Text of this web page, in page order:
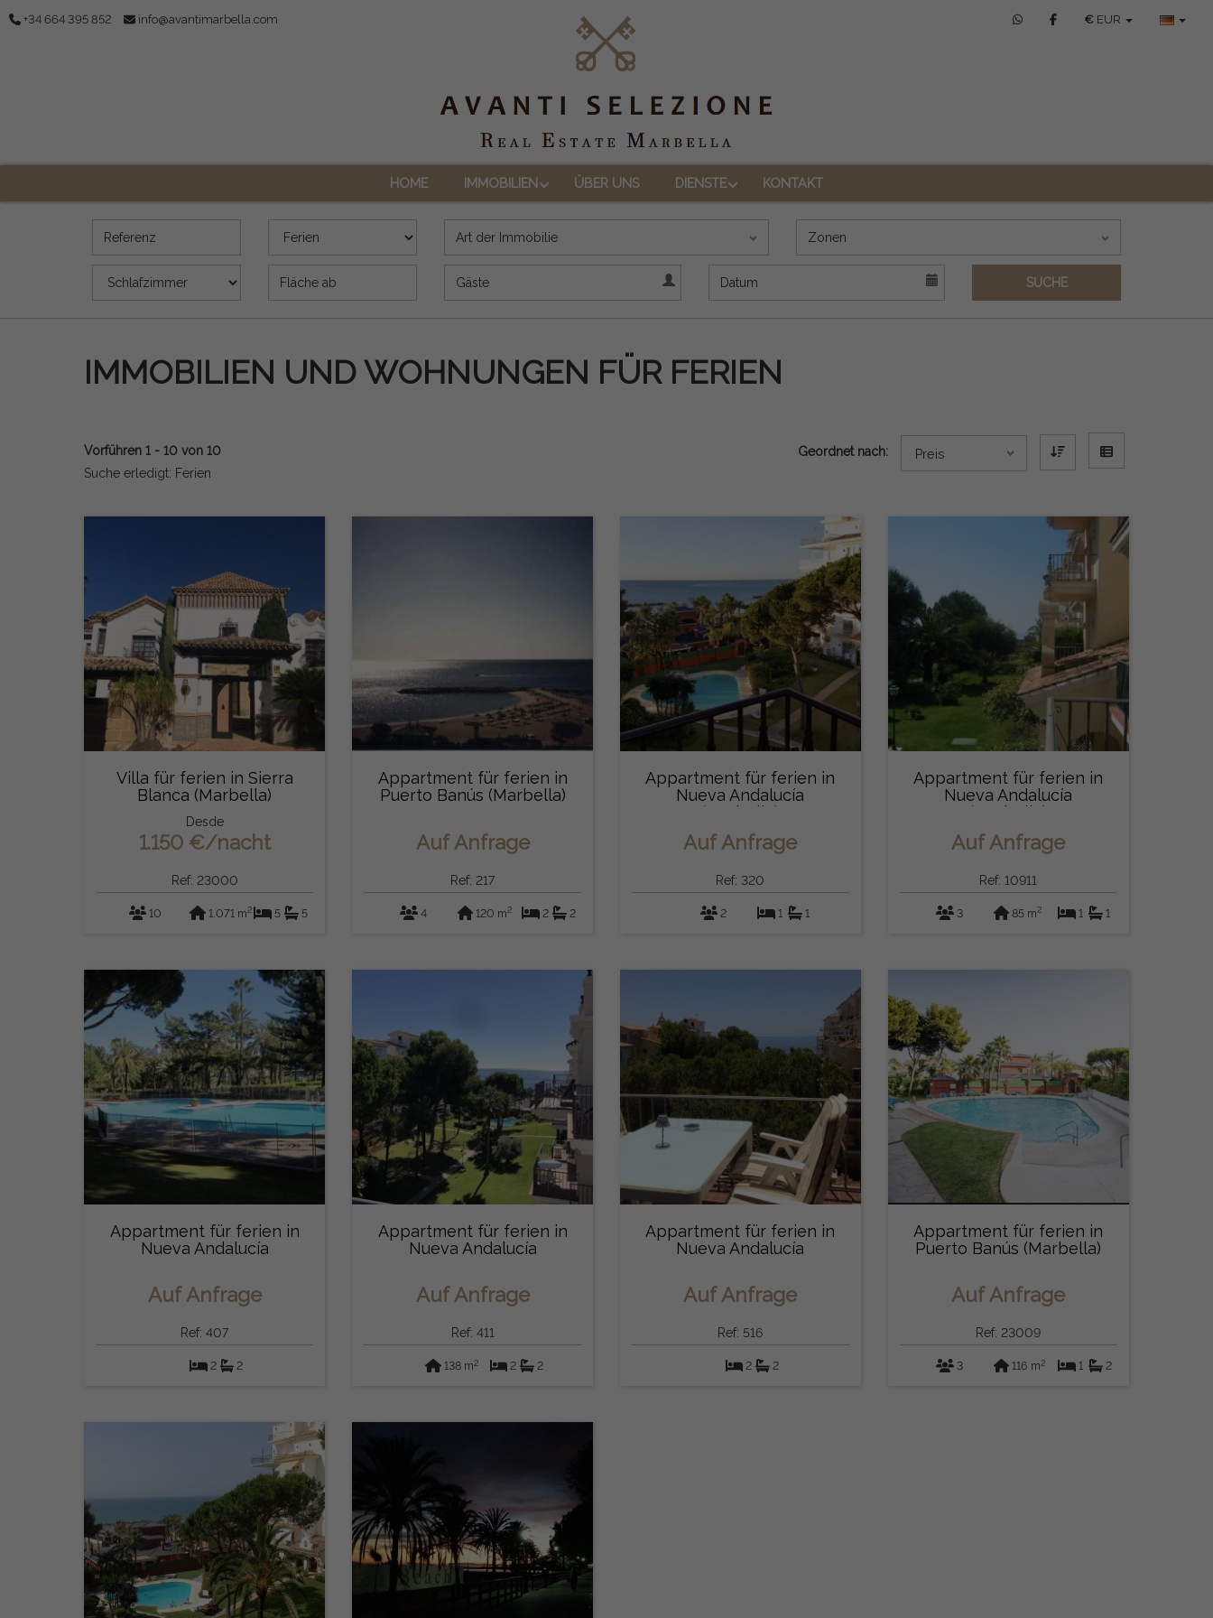
+34 664 395 852 info@avantimarbella.com € EUR
HOME IMMOBILIEN ÜBER UNS DIENSTE KONTAKT
Referenz Angebot
Art der Immobilie Zonen
Schlafzimmer Fläche (m2) Gäste Datum
SUCHE
IMMOBILIEN UND WOHNUNGEN FÜR FERIEN
Vorführen 1 - 10 von 10
Suche erledigt: Ferien
Geordnet nach: Preis
Villa für ferien in Sierra
Blanca (Marbella)
Desde
1.150 €/nacht
Ref: 23000
10 1.071 m2 5 5
Appartment für ferien in
Puerto Banús (Marbella)
Auf Anfrage
Ref: 217
4 120 m2 2 2
Appartment für ferien in
Nueva Andalucía
(Marbella)
Auf Anfrage
Ref: 320
2 1 1
Appartment für ferien in
Nueva Andalucía
(Marbella)
Auf Anfrage
Ref: 10911
3 85 m2 1 1
Appartment für ferien in
Nueva Andalucía
Auf Anfrage
Ref: 407
2 2
Appartment für ferien in
Nueva Andalucía
Auf Anfrage
Ref: 411
138 m2 2 2
Appartment für ferien in
Nueva Andalucía
Auf Anfrage
Ref: 516
2 2
Appartment für ferien in
Puerto Banús (Marbella)
Auf Anfrage
Ref: 23009
3 116 m2 1 2